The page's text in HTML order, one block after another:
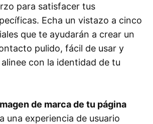
para satisfacer tus
Echa un vistazo a cinco
que te ayudarán a crear un
pulido, fácil de usar y
con la identidad de tu
de marca de tu página
una experiencia de usuario